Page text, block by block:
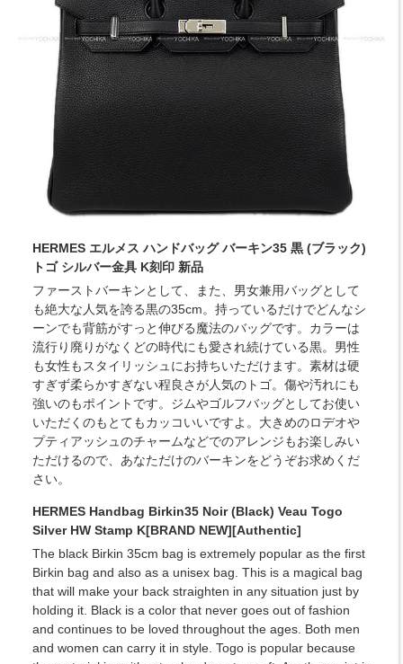
HERMES エルメス ハンドバッグ バーキン35 黒 (ブラック)
トゴ シルバー金具 K刻印 新品
ファーストバーキンとして、また、男女兼用バッグとして
も絶大な人気を誇る黒の35cm。持っているだけでどんなシ
ーンでも背筋がすっと伸びる魔法のバッグです。カラーは
流行り廃りがなくどの時代にも愛され続けている黒。男性
も女性もスタイリッシュにお持ちいただけます。素材は硬
すぎず柔らかすぎない程良さが人気のトゴ。傷や汚れにも
強いのもポイントです。ジムやゴルフバッグとしてお使い
いただくのもとてもカッコいいですよ。大きめのロデオや
プティアッシュのチャームなどでのアレンジもお楽しみい
ただけるので、あなただけのバーキンをどうぞお求めくだ
さい。
HERMES Handbag Birkin35 Noir (Black) Veau Togo
Silver HW Stamp K[BRAND NEW][Authentic]
The black Birkin 35cm bag is extremely popular as the first
Birkin bag and also as a unisex bag. This is a magical bag
that will make your back straighten in any situation just by
holding it. Black is a color that never goes out of fashion
and continues to be loved throughout the ages. Both men
and women can carry it in style. Togo is popular because